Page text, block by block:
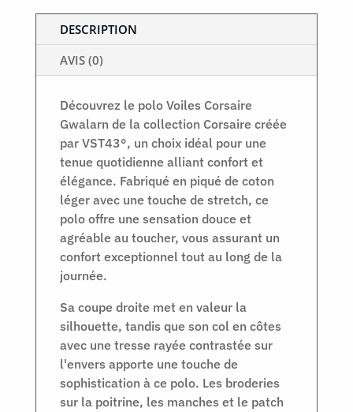
DESCRIPTION
AVIS (0)
Découvrez le polo Voiles Corsaire
Gwalarn de la collection Corsaire créée
par VST43°, un choix idéal pour une
tenue quotidienne alliant confort et
élégance. Fabriqué en piqué de coton
léger avec une touche de stretch, ce
polo offre une sensation douce et
agréable au toucher, vous assurant un
confort exceptionnel tout au long de la
journée.
Sa coupe droite met en valeur la
silhouette, tandis que son col en côtes
avec une tresse rayée contrastée sur
l'envers apporte une touche de
sophistication à ce polo. Les broderies
sur la poitrine, les manches et le patch